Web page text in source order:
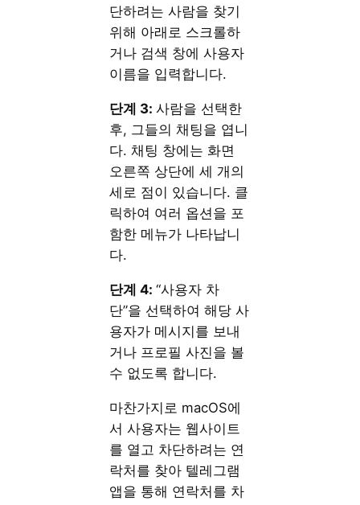
단하려는 사람을 찾기
위해 아래로 스크롤하
거나 검색 창에 사용자
이름을 입력합니다.
단계 3:사람을 선택한
후, 그들의 채팅을 엽니
다. 채팅 창에는 화면
오른쪽 상단에 세 개의
세로 점이 있습니다. 클
릭하여 여러 옵션을 포
함한 메뉴가 나타납니
다.
단계 4:“사용자 차
단”을 선택하여 해당 사
용자가 메시지를 보내
거나 프로필 사진을 볼
수 없도록 합니다.
마찬가지로 macOS에
서 사용자는 웹사이트
를 열고 차단하려는 연
락처를 찾아 텔레그램
앱을 통해 연락처를 차